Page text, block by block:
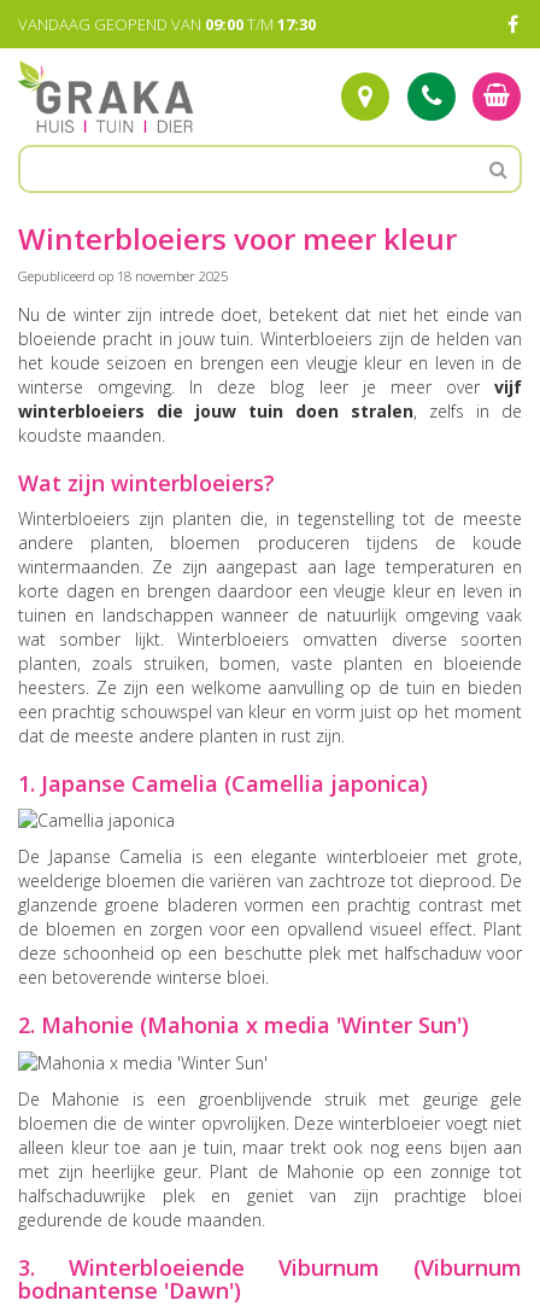
VANDAAG GEOPEND VAN 09:00T/M 17:30
Winterbloeiers voor meer kleur
Gepubliceerd op 18 november 2025
Nu de winter zijn intrede doet, betekent dat niet het einde van
bloeiende pracht in jouw tuin. Winterbloeiers zijn de helden van
het koude seizoen en brengen een vleugje kleur en leven in de
winterse omgeving. In deze blog leer je meer over vijf
winterbloeiers die jouw tuin doen stralen, zelfs in de
koudste maanden.
Wat zijn winterbloeiers?
Winterbloeiers zijn planten die, in tegenstelling tot de meeste
andere planten, bloemen produceren tijdens de koude
wintermaanden. Ze zijn aangepast aan lage temperaturen en
korte dagen en brengen daardoor een vleugje kleur en leven in
tuinen en landschappen wanneer de natuurlijk omgeving vaak
wat somber lijkt. Winterbloeiers omvatten diverse soorten
planten, zoals struiken, bomen, vaste planten en bloeiende
heesters. Ze zijn een welkome aanvulling op de tuin en bieden
een prachtig schouwspel van kleur en vorm juist op het moment
dat de meeste andere planten in rust zijn.
1. Japanse Camelia (Camellia japonica)
De Japanse Camelia is een elegante winterbloeier met grote,
weelderige bloemen die variëren van zachtroze tot dieprood. De
glanzende groene bladeren vormen een prachtig contrast met
de bloemen en zorgen voor een opvallend visueel effect. Plant
deze schoonheid op een beschutte plek met halfschaduw voor
een betoverende winterse bloei.
2. Mahonie (Mahonia x media 'Winter Sun')
De Mahonie is een groenblijvende struik met geurige gele
bloemen die de winter opvrolijken. Deze winterbloeier voegt niet
alleen kleur toe aan je tuin, maar trekt ook nog eens bijen aan
met zijn heerlijke geur. Plant de Mahonie op een zonnige tot
halfschaduwrijke plek en geniet van zijn prachtige bloei
gedurende de koude maanden.
3. Winterbloeiende Viburnum (Viburnum
bodnantense 'Dawn')